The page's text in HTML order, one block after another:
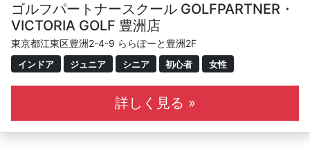
ゴルフパートナースクール GOLFPARTNER・
VICTORIA GOLF 豊洲店
東京都江東区豊洲2-4-9 ららぽーと豊洲2F
インドア ジュニア シニア 初心者 女性
詳しく見る »